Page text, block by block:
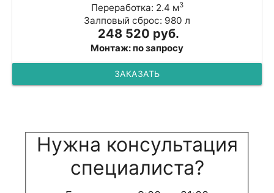
Переработка: 2.4 м3
Залповый сброс: 980 л
248 520 руб.
Монтаж: по запросу
ЗАКАЗАТЬ
Нужна консультация
специалиста?